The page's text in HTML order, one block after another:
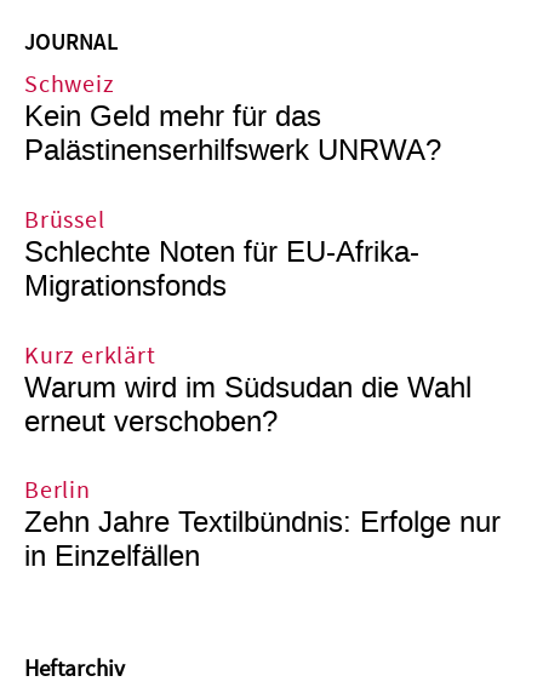
JOURNAL
Schweiz
Kein Geld mehr für das
Palästinenserhilfswerk UNRWA?
Brüssel
Schlechte Noten für EU-Afrika-
Migrationsfonds
Kurz erklärt
Warum wird im Südsudan die Wahl
erneut verschoben?
Berlin
Zehn Jahre Textilbündnis: Erfolge nur
in Einzelfällen
Heftarchiv